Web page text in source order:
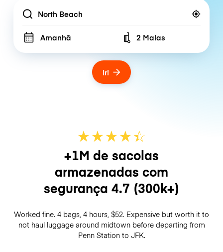
Location
Amanhã Number of bags
2 Malas
Ir!
★★★★☆
★
+1M de sacolas
armazenadas com
segurança 4.7 (300k+)
Worked fine. 4 bags, 4 hours, $52. Expensive but worth it to
not haul luggage around midtown before departing from
Penn Station to JFK.